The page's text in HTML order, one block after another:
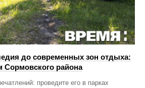
до современных зон отдыха:
Сормовского района
проведите его в парках